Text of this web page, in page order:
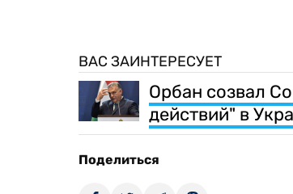
ВАС ЗАИНТЕРЕСУЕТ
Орбан созвал
действий" в
Поделиться